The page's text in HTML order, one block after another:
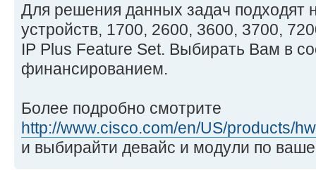
Для решения данных задач подходят
устройств, 1700, 2600, 3600, 3700,
IP Plus Feature Set. Выбирать Вам в
финансированием.
Более подробно смотрите
http://www.cisco.com/en/US/products/
и выбирайти девайс и модули по